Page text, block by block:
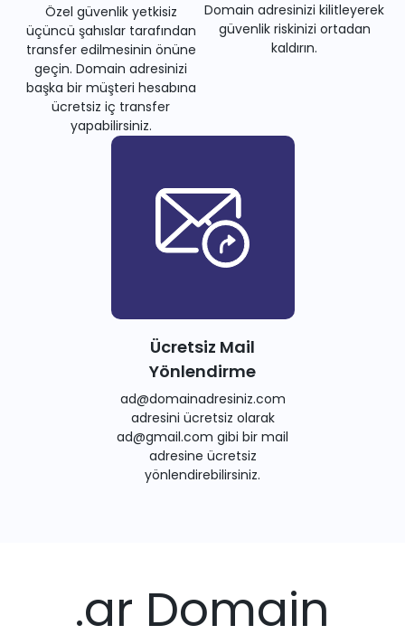
Özel güvenlik yetkisiz
üçüncü şahıslar tarafından
transfer edilmesinin önüne
geçin. Domain adresinizi
başka bir müşteri hesabına
ücretsiz iç transfer
yapabilirsiniz.
Domain adresinizi kilitleyerek
güvenlik riskinizi ortadan
kaldırın.
Ücretsiz Mail
Yönlendirme
ad@domainadresiniz.com
adresini ücretsiz olarak
ad@gmail.com gibi bir mail
adresine ücretsiz
yönlendirebilirsiniz.
.ar Domain